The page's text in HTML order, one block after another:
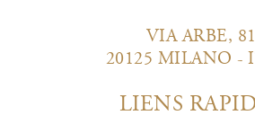
VIA ARBE, 81
20125 MILANO -
LIENS